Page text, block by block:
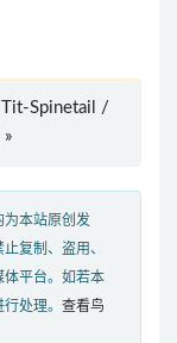
Spinetail /
为本站原创发
复制、盗用、
体平台。如若本
处理。 查看鸟